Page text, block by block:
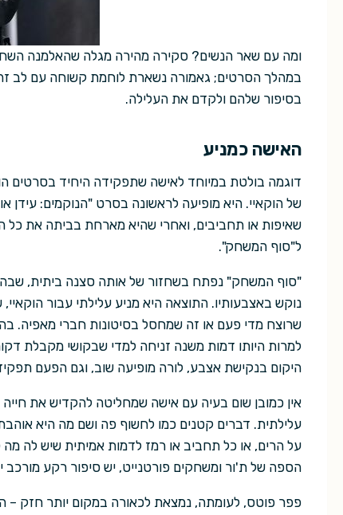
ומה עם שאר הנשים? סקירה מהירה מגלה שהאלמנה
במהלך הסרטים; גאמורה נשארת לוחמת קשוחה עם לב
בסיפור שלהם ולקדם את העלילה.
האישה כמניע
דוגמה בולטת במיוחד לאישה שתפקידה היחיד בסרטים
של הוקאיי. היא מופיעה לראשונה בסרט "הנוקמים: עידן
שאיפות או תחביבים, ואחרי שהיא מארחת בביתה את כל
ל"סוף המשחק".
"סוף המשחק" נפתח בשחזור של אותה סצנה ביתית, שבה
נוקש באצבעותיו. התוצאה היא מניע עלילתי עבור
שרוצח מדי פעם או זה שמחסל בסיטונות חברי מאפיה.
למרות היותו דמות משנה זניחה למדי שבקושי מקבלת
היקום בנקישת אצבע, לורה מופיעה שוב, וגם הפעם
אין כמובן שום בעיה עם אישה שמחליטה להקדיש את
עלילתית. דברים קטנים כמו לחשוף פה ושם מה היא
על הרים, או כל תחביב או רמז לדמות אמיתית שיש לה מה
הספה של ת'ור ומשחקים פורטנייט, יש סיפור רקע מורכב
פפר פוטס, לעומתה, נמצאת לכאורה במקום יותר חזק